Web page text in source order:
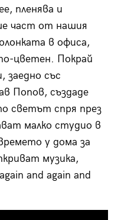
пленява и
част от нашия
в офиса,
цветен. Покрай
заедно със
Попов, създаде
светът спря през
малко студио в
у дома за
музика,
and again and